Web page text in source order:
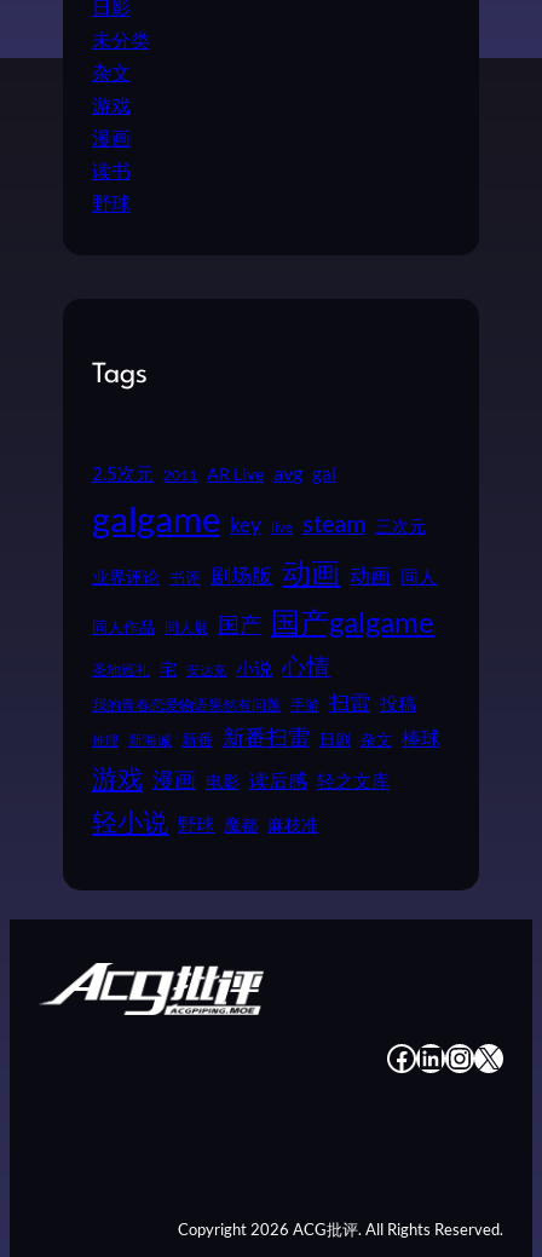
日影
未分类
杂文
游戏
漫画
读书
野球
Tags
2.5次元 2011 AR Live avg gal
galgame key live steam 三次元
业界评论 书评 剧场版 动画 动画 同人
同人作品 同人展 国产 国产galgame
圣地巡礼 宅 安达充 小说 心情
我的青春恋爱物语果然有问题 手游 扫雷 投稿
推理 新海诚 新番 新番扫雷 日剧 杂文 棒球
游戏 漫画 电影 读后感 轻之文库
轻小说 野球 魔都 麻枝准
# # # #
Copyright 2026 ACG批评. All Rights Reserved.